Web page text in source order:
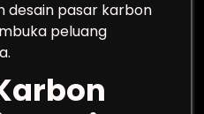
desain pasar karbon
peluang